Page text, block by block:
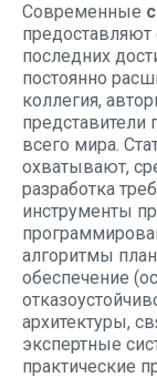
Современные
последних
постоянно
коллегия,
всего мира.
охватывают,
разработка
инструменты
алгоритмы
обеспечение
архитектуры,
экспертные
практические